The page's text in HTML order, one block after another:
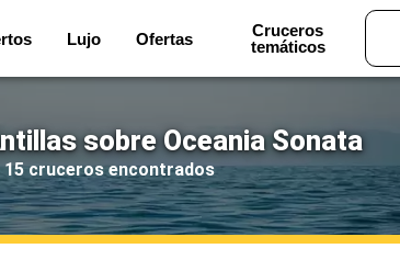
Lujo Ofertas
Cruceros
temáticos
sobre Oceania Sonata
15 cruceros encontrados